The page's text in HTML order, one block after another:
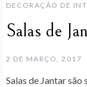
DECORAÇÃO DE
Salas de
2 DE MARÇO, 2017
Salas de Jantar